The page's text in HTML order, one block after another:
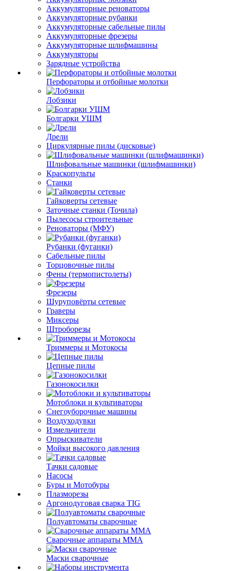
Аккумуляторные реноваторы
Аккумуляторные рубанки
Аккумуляторные сабельные пилы
Аккумуляторные фрезеры
Аккумуляторные шлифмашины
Аккумуляторы
Зарядные устройства
Перфораторы и отбойные молотки
Лобзики
Болгарки УШМ
Дрели
Циркулярные пилы (дисковые)
Шлифовальные машинки (шлифмашинки)
Краскопульты
Станки
Гайковерты сетевые
Заточные станки (Точила)
Пылесосы строительные
Реноваторы (МФУ)
Рубанки (фуганки)
Сабельные пилы
Торцовочные пилы
Фены (термопистолеты)
Фрезеры
Шуруповёрты сетевые
Граверы
Миксеры
Штроборезы
Триммеры и Мотокосы
Цепные пилы
Газонокосилки
Мотоблоки и культиваторы
Снегоуборочные машины
Воздуходувки
Измельчители
Опрыскиватели
Мойки высокого давления
Тачки садовые
Насосы
Буры и Мотобуры
Плазморезы
Аргонодуговая сварка TIG
Полуавтоматы сварочные
Сварочные аппараты ММА
Маски сварочные